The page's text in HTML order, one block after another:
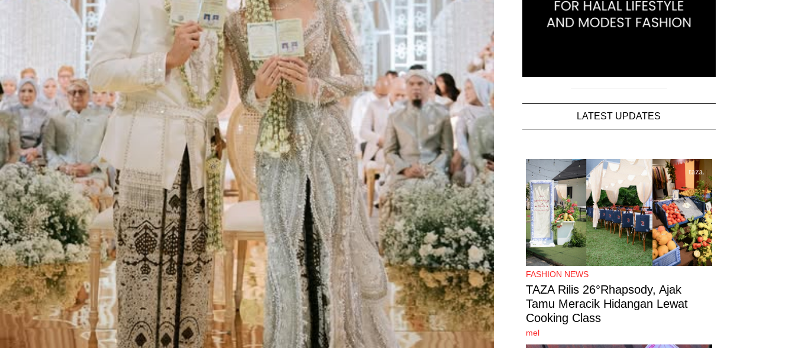
LATEST UPDATES
FASHION NEWS
TAZA Rilis 26°Rhapsody, Ajak
Tamu Meracik Hidangan Lewat
Cooking Class
mel